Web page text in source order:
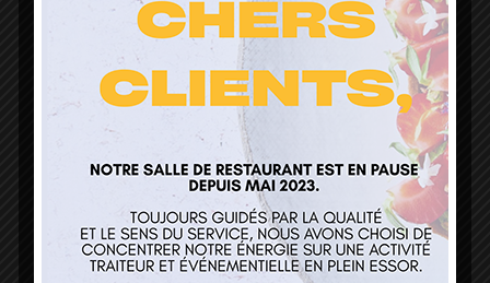
L’Atelier de Guillaume
1 Lieu Dit Sur Les Prés
68160 Sainte Marie Aux Mines
contact@atelierdeguillaume.fr